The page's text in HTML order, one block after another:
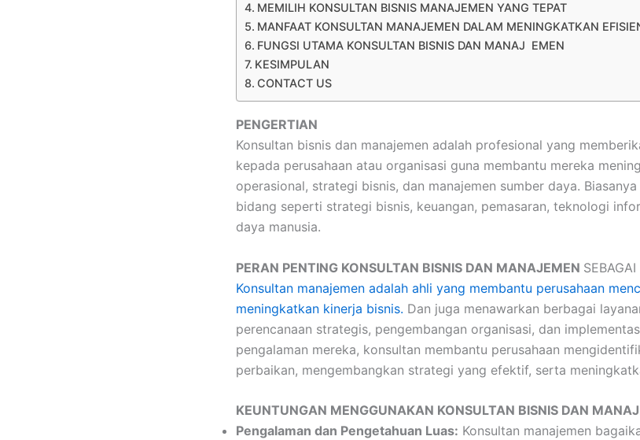
MEMILIH KONSULTAN BISNIS MANAJEMEN YANG TEPAT
MANFAAT KONSULTAN MANAJEMEN DALAM MENINGKATKAN
FUNGSI UTAMA KONSULTAN BISNIS DAN MANAJ EMEN
KESIMPULAN
CONTACT US
PENGERTIAN
Konsultan bisnis dan manajemen adalah profesional yang
kepada perusahaan atau organisasi guna membantu mereka
operasional, strategi bisnis, dan manajemen sumber daya.
bidang seperti strategi bisnis, keuangan, pemasaran, teknologi
daya manusia.
PERAN PENTING KONSULTAN BISNIS DAN MANAJEMEN
Konsultan manajemen adalah ahli yang membantu perusahaan
meningkatkan kinerja bisnis. Dan juga menawarkan berbagai
perencanaan strategis, pengembangan organisasi, dan
pengalaman mereka, konsultan membantu perusahaan
perbaikan, mengembangkan strategi yang efektif, serta
KEUNTUNGAN MENGGUNAKAN KONSULTAN BISNIS DAN
Pengalaman dan Pengetahuan Luas: Konsultan manajemen